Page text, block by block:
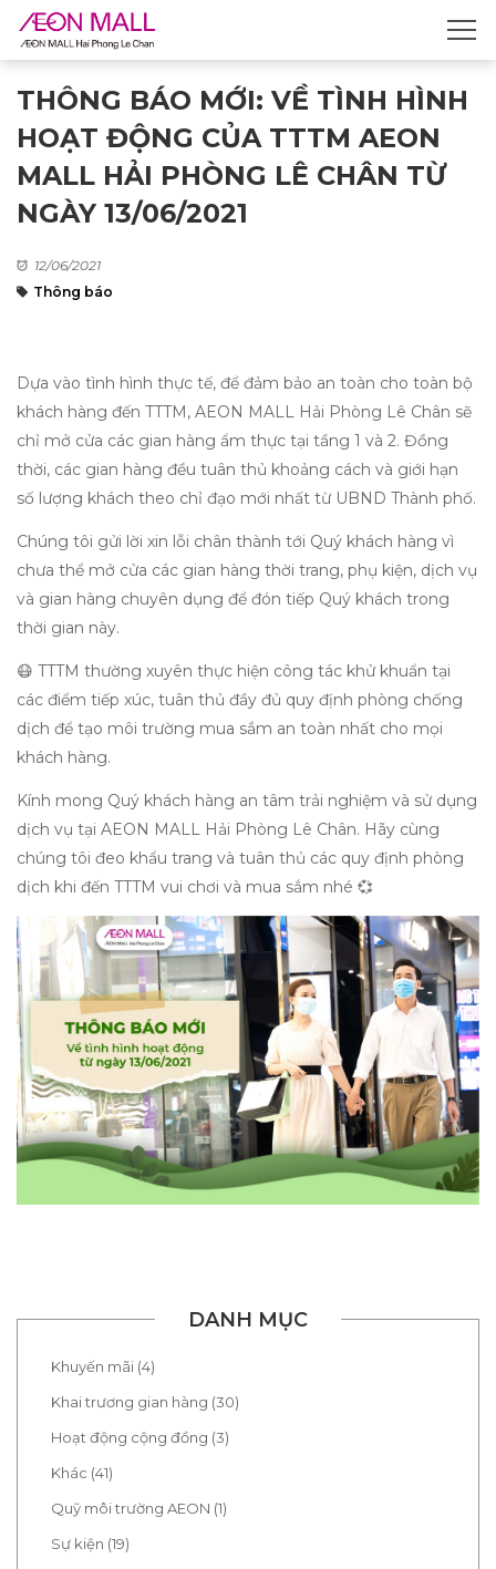
THÔNG BÁO MỚI: VỀ TÌNH HÌNH
HOẠT ĐỘNG CỦA TTTM AEON
MALL HẢI PHÒNG LÊ CHÂN TỪ
NGÀY 13/06/2021
12/06/2021
Thông báo
Dựa vào tình hình thực tế, để đảm bảo an toàn cho toàn bộ
khách hàng đến TTTM, AEON MALL Hải Phòng Lê Chân sẽ
chỉ mở cửa các gian hàng ẩm thực tại tầng 1 và 2. Đồng
thời, các gian hàng đều tuân thủ khoảng cách và giới hạn
số lượng khách theo chỉ đạo mới nhất từ UBND Thành phố.
Chúng tôi gửi lời xin lỗi chân thành tới Quý khách hàng vì
chưa thể mở cửa các gian hàng thời trang, phụ kiện, dịch vụ
và gian hàng chuyên dụng để đón tiếp Quý khách trong
thời gian này.
😷 TTTM thường xuyên thực hiện công tác khử khuẩn tại
các điểm tiếp xúc, tuân thủ đầy đủ quy định phòng chống
dịch để tạo môi trường mua sắm an toàn nhất cho mọi
khách hàng.
Kính mong Quý khách hàng an tâm trải nghiệm và sử dụng
dịch vụ tại AEON MALL Hải Phòng Lê Chân. Hãy cùng
chúng tôi đeo khẩu trang và tuân thủ các quy định phòng
dịch khi đến TTTM vui chơi và mua sắm nhé 💞
DANH MỤC
Khuyến mãi (4)
Khai trương gian hàng (30)
Hoạt động cộng đồng (3)
Khác (41)
Quỹ môi trường AEON (1)
Sự kiện (19)